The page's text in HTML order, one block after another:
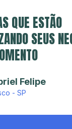
QUE ESTÃO
SEUS
açaí e
Janeiro - RJ